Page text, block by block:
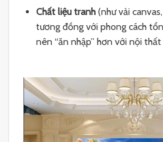
Chất liệu tranh(như vải
tương đồng với phong cách
nên “ăn nhập” hơn với nội thất